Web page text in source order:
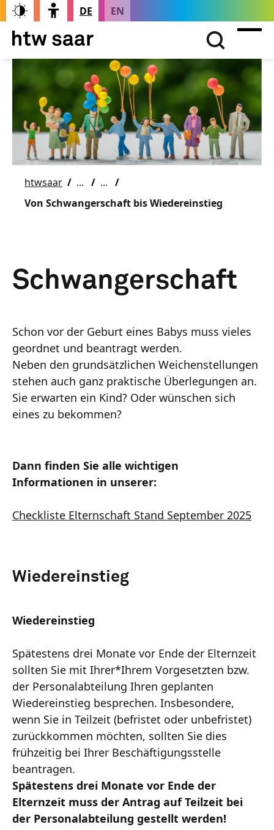
DE EN
htwsaar
Von Schwangerschaft bis Wiedereinstieg
Schwangerschaft
Schon vor der Geburt eines Babys muss vieles
geordnet und beantragt werden.
Neben den grundsätzlichen Weichenstellungen
stehen auch ganz praktische Überlegungen an.
Sie erwarten ein Kind? Oder wünschen sich
eines zu bekommen?
Dann finden Sie alle wichtigen
Informationen in unserer:
Checkliste Elternschaft Stand September 2025
Wiedereinstieg
Wiedereinstieg
Spätestens drei Monate vor Ende der Elternzeit
sollten Sie mit Ihrer*Ihrem Vorgesetzten bzw.
der Personalabteilung Ihren geplanten
Wiedereinstieg besprechen. Insbesondere,
wenn Sie in Teilzeit (befristet oder unbefristet)
zurückkommen möchten, sollten Sie dies
frühzeitig bei Ihrer Beschäftigungsstelle
beantragen.
Spätestens drei Monate vor Ende der
Elternzeit muss der Antrag auf Teilzeit bei
der Personalabteilung gestellt werden!